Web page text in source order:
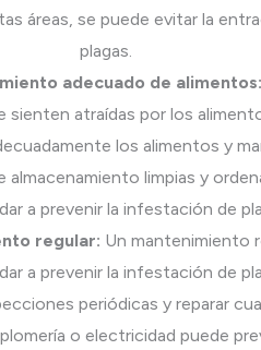
áreas, se puede evitar la
plagas.
adecuado de
sienten atraídas por los
los alimentos y
almacenamiento limpias y
a prevenir la infestación de
regular: Un mantenimiento
a prevenir la infestación de
periódicas y reparar
o electricidad puede